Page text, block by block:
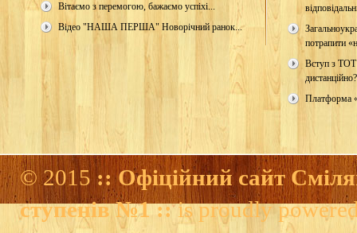
Вітаємо з перемогою, бажаємо успіхі...
Відео "НАША ПЕРША" Новорічний ранок...
потрапити
Вступ з
дистанційно?
Платформа
© 2015:: Офіційний сайт
ступенів №1 ::is proudly